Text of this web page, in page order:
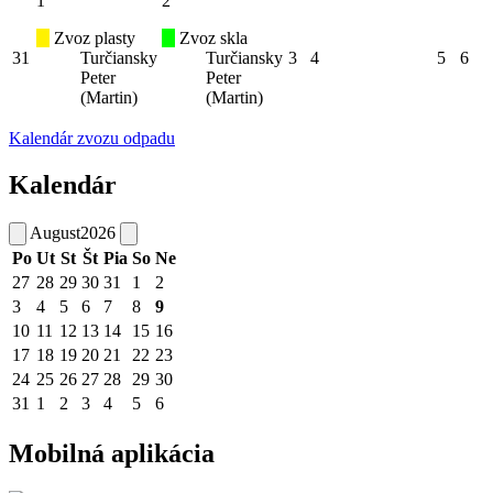
31
Zvoz plasty
Turčiansky
Peter
(Martin)
Zvoz skla
Turčiansky
Peter
(Martin)
3 4 5 6
Kalendár zvozu odpadu
Kalendár
August2026
Po Ut St Št Pia So Ne
27 28 29 30 31 1
2
3
4 5 6 7 8
9
10 11 12 13 14 15 16
17 18 19 20 21 22 23
24 25 26 27 28 29 30
31 1 2 3 4 5 6
Mobilná aplikácia